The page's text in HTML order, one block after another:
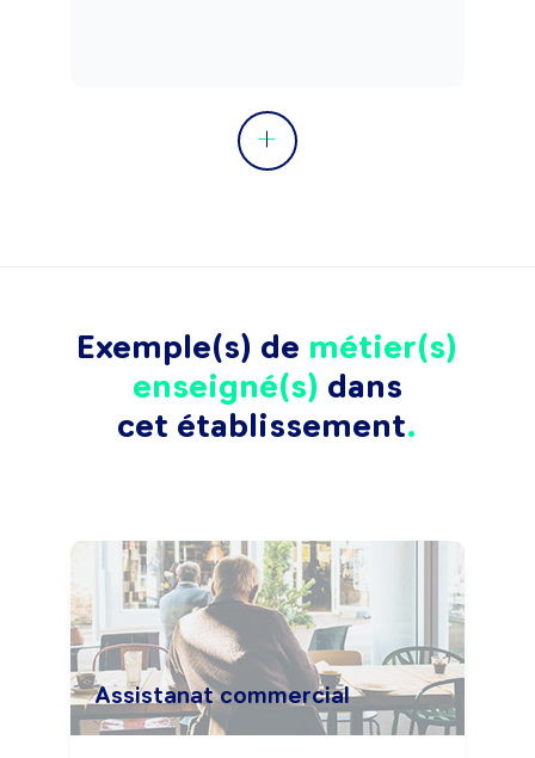
Exemple(s) de métier(s)
enseigné(s) dans
cet établissement
Assistanat commercial